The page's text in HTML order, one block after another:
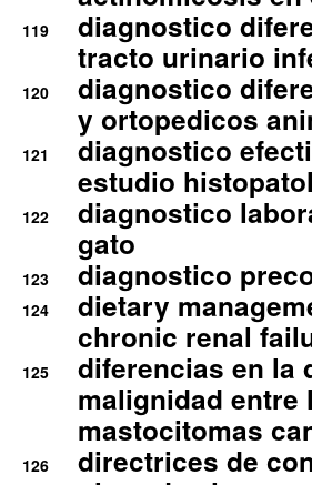
119
diagnostico
tracto urinario
120
diagnostico
y ortopedicos
121
diagnostico
estudio
122
diagnostico
gato
123 diagnostico
124
dietary
chronic renal
125
diferencias en la
malignidad
mastocitomas
126
directrices de